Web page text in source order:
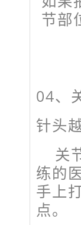
节部
04、
针头
关
练的
手上
点。